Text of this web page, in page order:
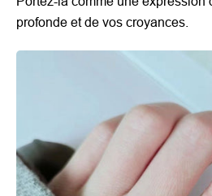
profonde et de vos croyances.